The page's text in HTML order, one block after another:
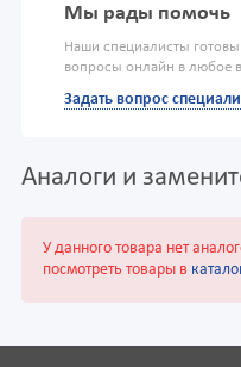
Мы рады помочь
Наши специалисты
вопросы онлайн в любое
Задать вопрос
Аналоги и
У данного товара нет
посмотреть товары в